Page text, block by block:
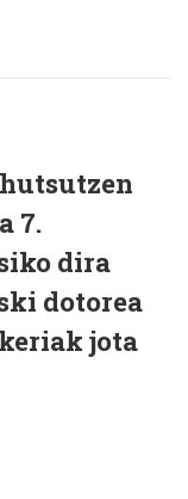
7.
dira
dotorea
jota